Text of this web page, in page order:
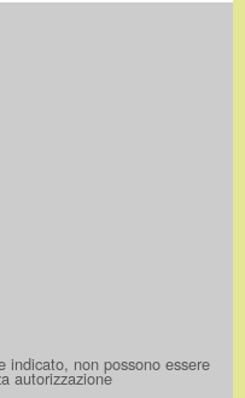
indicato, non possono essere
autorizzazione